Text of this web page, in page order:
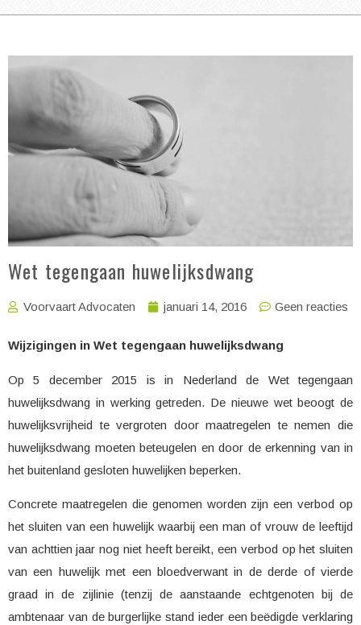
Wet tegengaan huwelijksdwang
Voorvaart Advocaten januari 14, 2016 Geen reacties
Wijzigingen in Wet tegengaan huwelijksdwang
Op 5 december 2015 is in Nederland de Wet tegengaan
huwelijksdwang in werking getreden. De nieuwe wet beoogt de
huwelijksvrijheid te vergroten door maatregelen te nemen die
huwelijksdwang moeten beteugelen en door de erkenning van in
het buitenland gesloten huwelijken beperken.
Concrete maatregelen die genomen worden zijn een verbod op
het sluiten van een huwelijk waarbij een man of vrouw de leeftijd
van achttien jaar nog niet heeft bereikt, een verbod op het sluiten
van een huwelijk met een bloedverwant in de derde of vierde
graad in de zijlinie (tenzij de aanstaande echtgenoten bij de
ambtenaar van de burgerlijke stand ieder een beëdigde verklaring